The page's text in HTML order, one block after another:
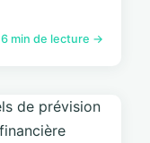
6 min de lecture →